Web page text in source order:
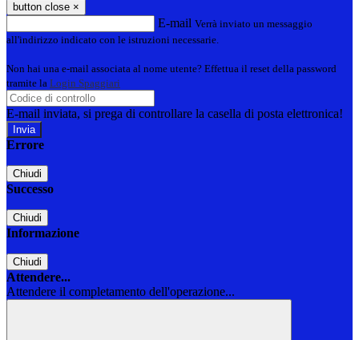
button close ×
E-mail Verrà inviato un messaggio
all'indirizzo indicato con le istruzioni necessarie.
Non hai una e-mail associata al nome utente? Effettua il reset della password
tramite la Login Spaggiari
E-mail inviata, si prega di controllare la casella di posta elettronica!
Errore
Chiudi
Successo
Chiudi
Informazione
Chiudi
Attendere...
Attendere il completamento dell'operazione...